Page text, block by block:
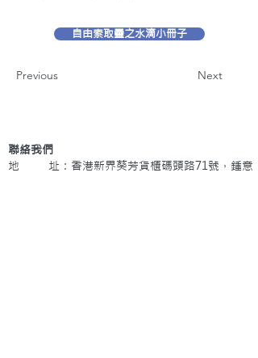
自由索取靈之水滴小冊子
Previous Next
聯絡我們
地 址：香港新界葵芳貨櫃碼頭路71號，鍾意